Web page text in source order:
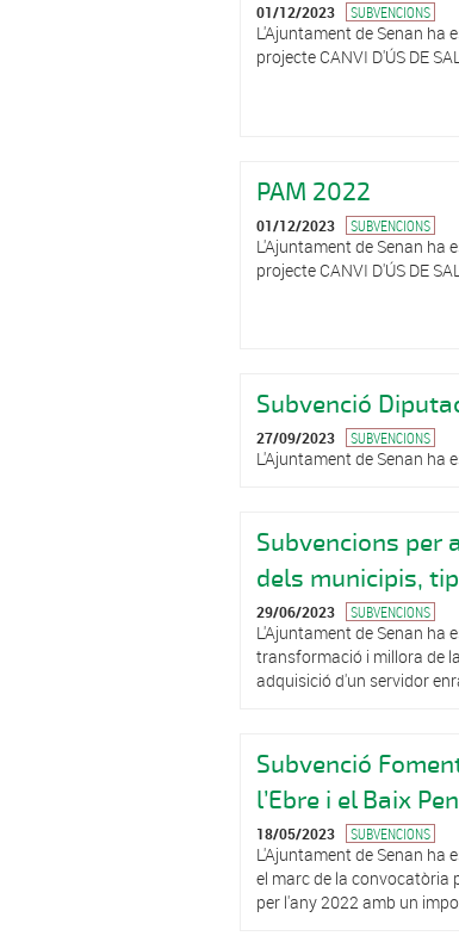
01/12/2023 SUBVENCIONS
L'Ajuntament de Senan ha
projecte CANVI D'ÚS DE
PAM 2022
01/12/2023 SUBVENCIONS
L'Ajuntament de Senan ha
projecte CANVI D'ÚS DE
Subvenció
27/09/2023 SUBVENCIONS
L'Ajuntament de Senan ha
Subvencions
dels municipis,
29/06/2023 SUBVENCIONS
L'Ajuntament de Senan ha
transformació i millora de
adquisició d'un servidor
Subvenció
l’Ebre i el Baix
18/05/2023 SUBVENCIONS
L'Ajuntament de Senan ha
el marc de la convocatòria
per l'any 2022 amb un